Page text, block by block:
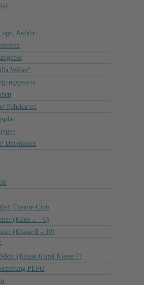
Anfahrt
Weber“
Fahrkarten
Downloads
Theatre Club
(Klase 5 – 6)
(Klasse 8 – 10)
(Klasse 6 und Klasse 7)
PEPO